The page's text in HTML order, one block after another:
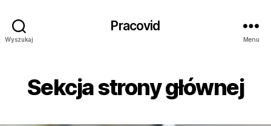
Wyszukaj
Pracovid
Menu
Sekcja strony głównej